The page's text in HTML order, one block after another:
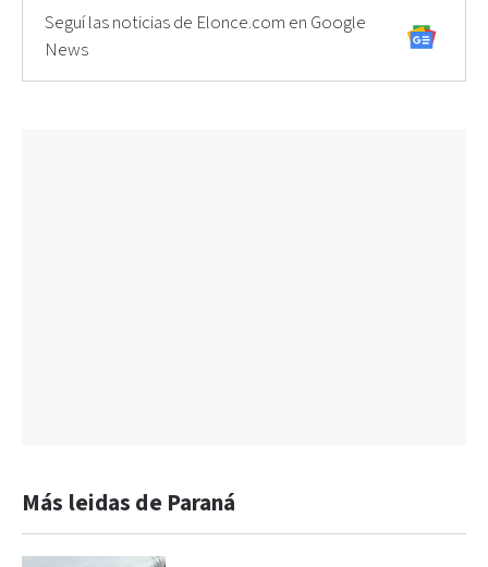
Seguí las noticias de Elonce.com en Google
News
Más leidas de Paraná